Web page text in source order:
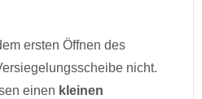
ersten Öffnen des
nicht.
einen kleinen